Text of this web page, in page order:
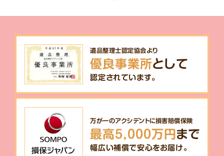
遺品整理士認定協会より
優良事業所として
認定されています。
万が一のアクシデントに損害賠償保険
最高5,000万円まで
幅広い補償で安心をお届け。